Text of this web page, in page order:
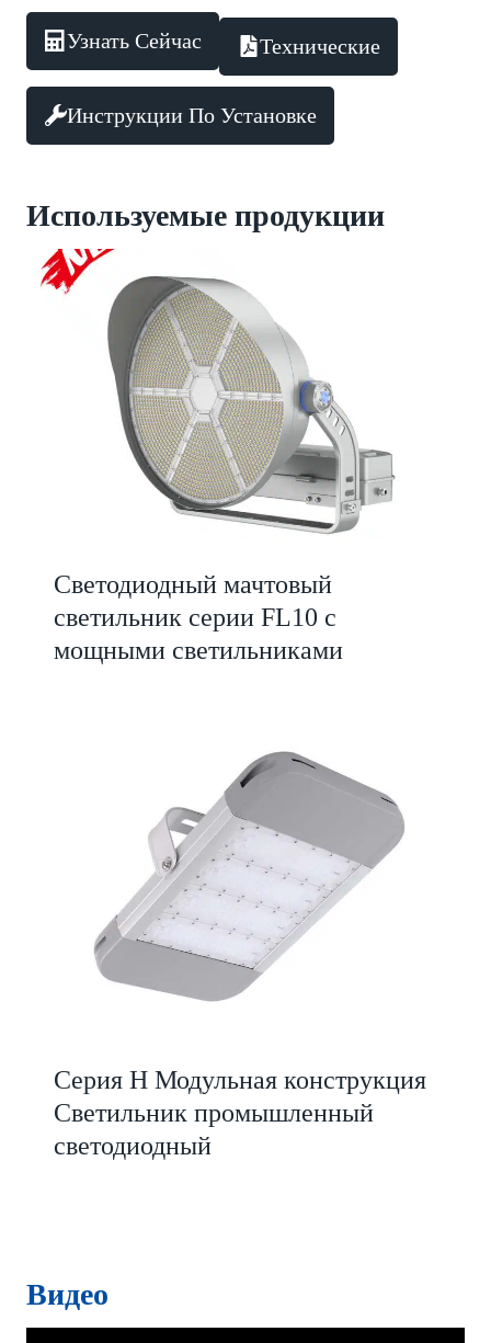
Узнать Сейчас Технические
Инструкции По Установке
Используемые продукции
Светодиодный мачтовый
светильник серии FL10 с
мощными светильниками
Серия H Модульная конструкция
Светильник промышленный
светодиодный
Видео